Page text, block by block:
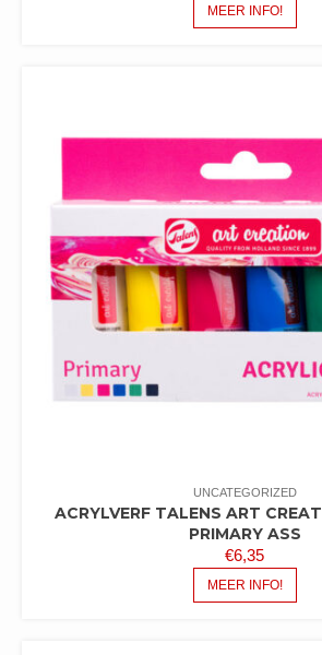
MEER INFO!
UNCATEGORIZED
ACRYLVERF TALENS ART
PRIMARY ASS
€6,35
MEER INFO!